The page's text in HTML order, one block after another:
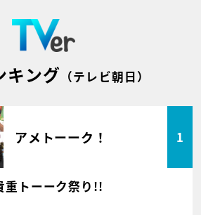
キング （テレビ朝日）
アメトーーク！ 1
重トーーク祭り!!